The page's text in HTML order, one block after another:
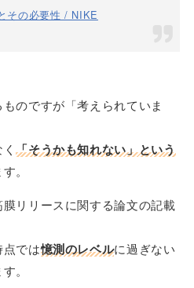
その必要性 / NIKE
のですが「考えられていま
く「そうかも知れない」という
。
リリースに関する論文の記載
点では憶測のレベルに過ぎない
。